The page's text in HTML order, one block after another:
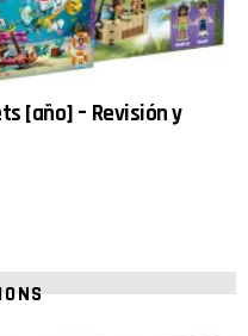
[año] – Revisión y